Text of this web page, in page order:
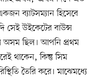
ব্যাটসম্যান হিসেবে
সেই উইকেটের বাউন্স
অসম ছিল। আপনি প্রথম
থাকেন, কিন্তু সিম
তৈরি করে। মাঝেমধ্যে